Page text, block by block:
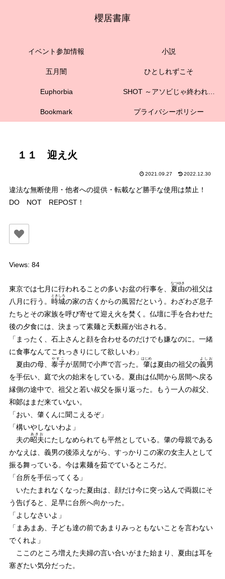
櫻居書庫
イベント参加情報 小説
五月闇 ひとしれずこそ
Euphorbia SHOT ～アソビじゃ終われない
Bookmark プライバシーポリシー
１１ 迎え火
2021.09.27 2022.12.30
違法な無断使用・他者への提供・転載など勝手な使用は禁止！
DO NOT REPOST！
Views: 84
東京では七月に行われることの多いお盆の行事を、 夏由
なつゆき
の祖父は
八月に行う。時城
ときしろ
の家の古くからの風習だという。わざわざ息子
たちとその家族を呼び寄せて迎え火を焚く。仏壇に手を合わせた
後の夕食には、決まって素麺と天麩羅が出される。
「まったく、石上さんと顔を合わせるのだけでも嫌なのに。一緒
に食事なんてこれっきりにして欲しいわ」
夏由の母、泰子
やすこ
が居間で小声で言った。 肇
はじめ
は夏由の祖父の義男
よしお
を手伝い、庭で火の始末をしている。夏由は仏間から居間へ戻る
縁側の途中で、祖父と若い叔父を振り返った。もう一人の叔父、
和郞はまだ来ていない。
「おい、肇くんに聞こえるぞ」
「構いやしないわよ」
夫の昭夫
あきお
にたしなめられても平然としている。肇の母親である
かなえは、義男の後添えながら、すっかりこの家の女主人として
振る舞っている。今は素麺を茹でているところだ。
「台所を手伝ってくる」
いたたまれなくなった夏由は、顔だけ今に突っ込んで両親にそ
う告げると、足早に台所へ向かった。
「よしなさいよ」
「まあまあ、子ども達の前であまりみっともないことを言わない
でくれよ」
ここのところ増えた夫婦の言い合いがまた始まり、夏由は耳を
塞ぎたい気分だった。